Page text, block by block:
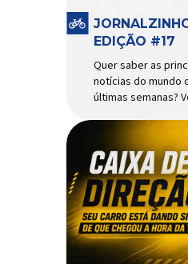
EDIÇÃO #17
Quer saber as
notícias do mundo
últimas semanas?
chegou! Clique aqui
agora mesmo!